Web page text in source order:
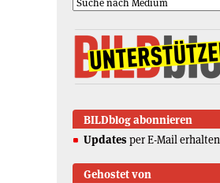
BILDblog abonnieren
Updates per E-Mail erhalten
Gehostet von